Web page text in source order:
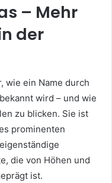
– Mehr
der
wie ein Name durch
wird – und wie
zu blicken. Sie ist
prominenten
die von Höhen und
ist.